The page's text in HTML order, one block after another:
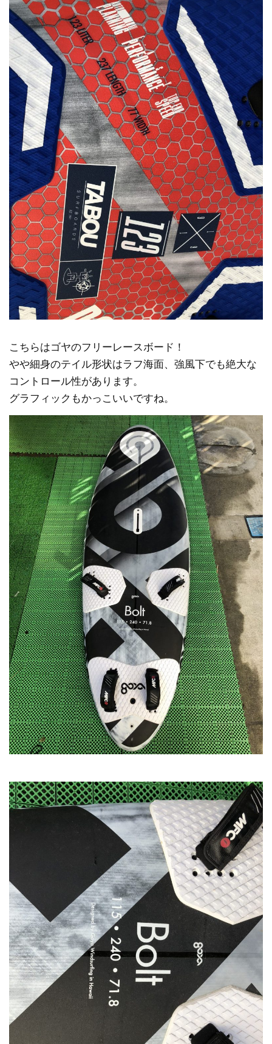
こちらはゴヤのフリーレースボード！
やや細身のテイル形状はラフ海面、強風下でも絶大な
コントロール性があります。
グラフィックもかっこいいですね。